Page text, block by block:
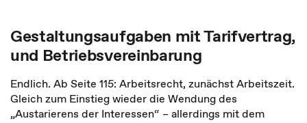
Gestaltungsaufgaben mit Tarifvertrag,
und Betriebsvereinbarung
Endlich. Ab Seite 115: Arbeitsrecht, zunächst Arbeitszeit.
Gleich zum Einstieg wieder die Wendung des
„Austarierens der Interessen“ – allerdings mit dem